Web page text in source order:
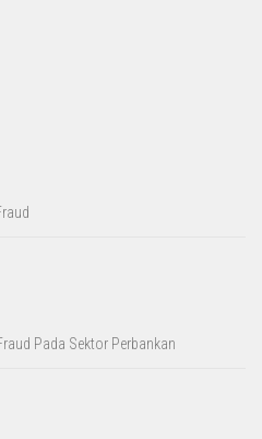
Pada Sektor Perbankan